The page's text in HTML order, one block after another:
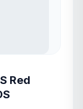
Red